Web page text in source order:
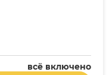
всё включено